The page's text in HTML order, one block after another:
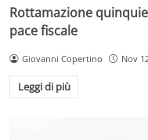
Rottamazione
pace fiscale
Giovanni Copertino Nov
Leggi di più